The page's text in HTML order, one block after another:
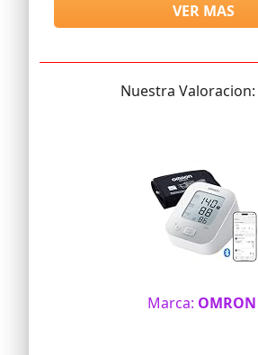
VER MAS
Nuestra Valoracion:
Marca: OMRON